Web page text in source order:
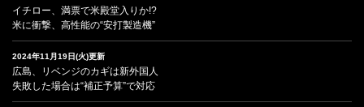
イチロー、満票で米殿堂入りか!?
米に衝撃、高性能の“安打製造機”
2024年11月19日(火)更新
広島、リベンジのカギは新外国人
失敗した場合は“補正予算”で対応